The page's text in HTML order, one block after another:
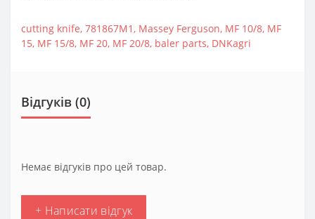
cutting knife, 781867M1, Massey Ferguson, MF 10/8, MF
15, MF 15/8, MF 20, MF 20/8, baler parts, DNKagri
Відгуків (0)
Немає відгуків про цей товар.
+ Написати відгук